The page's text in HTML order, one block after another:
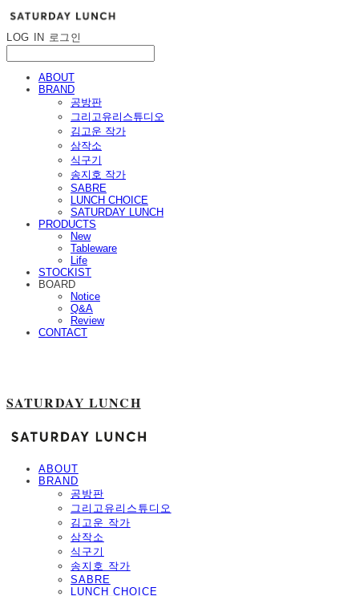
LOG IN 로그인
ABOUT
BRAND
공방판
그리고유리스튜디오
김고운 작가
삼작소
식구기
송지호 작가
SABRE
LUNCH CHOICE
SATURDAY LUNCH
PRODUCTS
New
Tableware
Life
STOCKIST
BOARD
Notice
Q&A
Review
CONTACT
SATURDAY LUNCH
ABOUT
BRAND
공방판
그리고유리스튜디오
김고운 작가
삼작소
식구기
송지호 작가
SABRE
LUNCH CHOICE